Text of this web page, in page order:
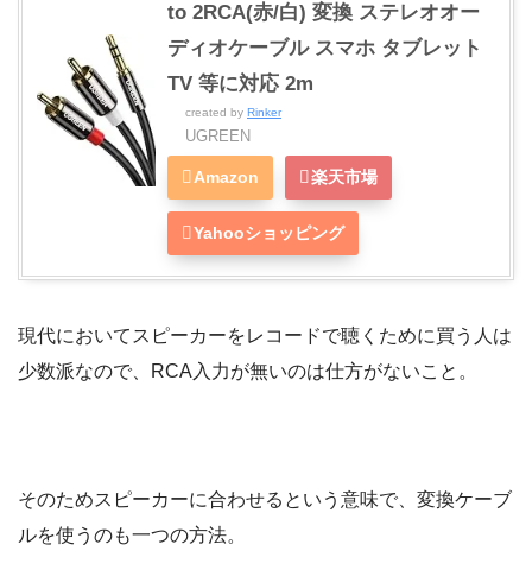
to 2RCA(赤/白) 変換 ステレオオー
ディオケーブル スマホ タブレット
TV 等に対応 2m
created by Rinker
UGREEN
Amazon 楽天市場
Yahooショッピング
現代においてスピーカーをレコードで聴くために買う人は
少数派なので、RCA入力が無いのは仕方がないこと。
そのためスピーカーに合わせるという意味で、変換ケーブ
ルを使うのも一つの方法。